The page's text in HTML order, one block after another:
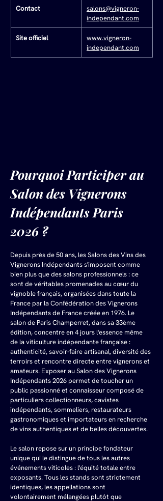
Contact
salons@vigneron-
independant.com
Site officiel
www.vigneron-
independant.com
Pourquoi Participer au
Salon des Vignerons
Indépendants Paris
2026 ?
Depuis près de 50 ans, les Salons des Vins des
Vignerons Indépendants s'imposent comme
bien plus que des salons professionnels : ce
sont de véritables promenades au cœur du
vignoble français, organisées dans toute la
France par la Confédération des Vignerons
Indépendants de France créée en 1976. Le
salon de Paris Champerret, dans sa 33ème
édition, concentre en 4 jours l'essence même
de la viticulture indépendante française :
authenticité, savoir-faire artisanal, diversité des
terroirs et rencontre directe entre vignerons et
amateurs. Exposer au Salon des Vignerons
Indépendants 2026 permet de toucher un
public passionné et connaisseur composé de
particuliers collectionneurs, cavistes
indépendants, sommeliers, restaurateurs
gastronomiques et importateurs en recherche
de vins authentiques et de belles découvertes.
Le salon repose sur un principe fondateur
unique qui le distingue de tous les autres
événements viticoles : l'équité totale entre
exposants. Tous les stands sont strictement
identiques, les appellations sont
volontairement mélangées plutôt que